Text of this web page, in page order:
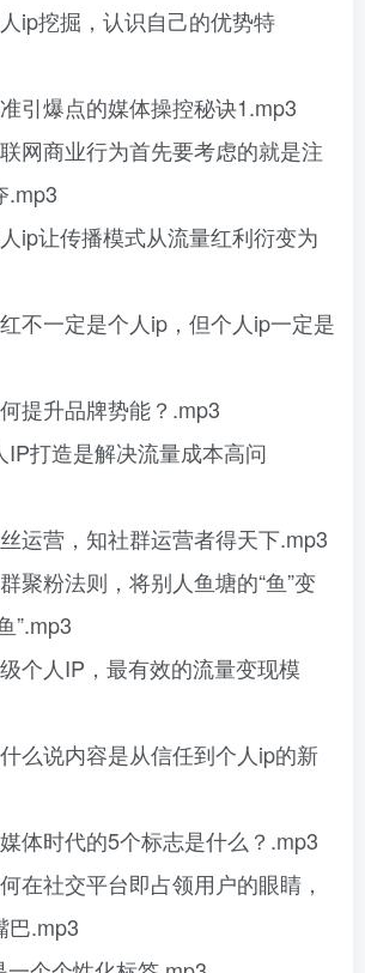
ip挖掘，认识自己的优势特
引爆点的媒体操控秘诀1.mp3
网商业行为首先要考虑的就是注
.mp3
ip让传播模式从流量红利衍变为
不一定是个人ip，但个人ip一定是
提升品牌势能？.mp3
打造是解决流量成本高问
运营，知社群运营者得天下.mp3
聚粉法则，将别人鱼塘的“鱼”变
”.mp3
个人IP，最有效的流量变现模
么说内容是从信任到个人ip的新
体时代的5个标志是什么？.mp3
在社交平台即占领用户的眼睛，
巴.mp3